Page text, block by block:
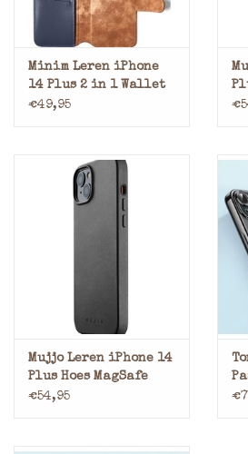
Minim Leren iPhone
14 Plus 2 in 1 Wallet
Case Blauw
€49,95
Mujjo Leren iPhone 14
Plus Hoes MagSafe
Black
€54,95